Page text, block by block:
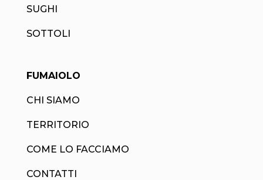
SUGHI
SOTTOLI
FUMAIOLO
CHI SIAMO
TERRITORIO
COME LO FACCIAMO
CONTATTI